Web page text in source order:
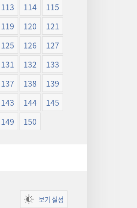
113 114
115
119 120
121
125 126
127
131 132
133
137 138
139
143 144
145
149 150
보기 설정